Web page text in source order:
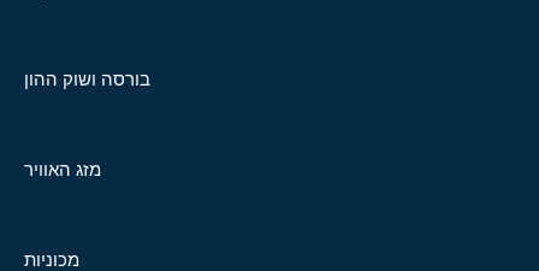
בורסה ושוק ההון
מזג האוויר
מכוניות